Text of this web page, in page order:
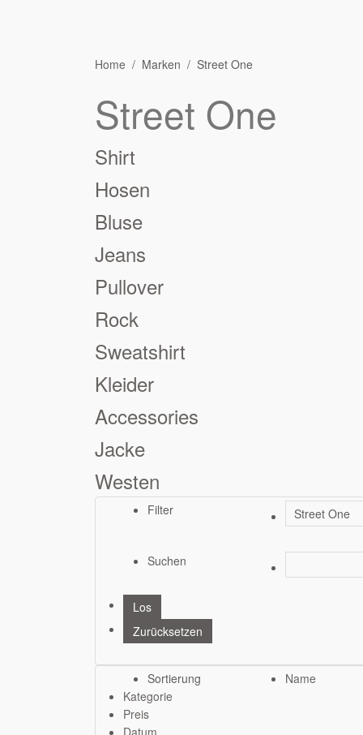
Home Marken Street One
Street One
Shirt
Hosen
Bluse
Jeans
Pullover
Rock
Sweatshirt
Kleider
Accessories
Jacke
Westen
Filter
Suchen
Sortierung
Name
Kategorie
Preis
Datum